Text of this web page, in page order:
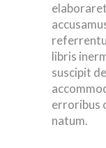
libris
suscipit
erroribus
natum.